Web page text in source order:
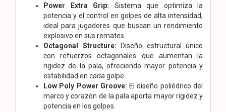
Power Extra Grip: Sistema que optimiza la
potencia y el control en golpes de alta intensidad,
ideal para jugadores que buscan un rendimiento
explosivo en sus remates.
Octagonal Structure: Diseño estructural único
con refuerzos octagonales que aumentan la
rigidez de la pala, ofreciendo mayor potencia y
estabilidad en cada golpe.
Low Poly Power Groove: El diseño poliédrico del
marco y corazón de la pala aporta mayor rigidez y
potencia en los golpes.